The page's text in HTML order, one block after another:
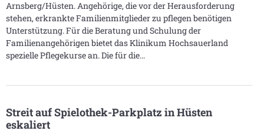
Arnsberg/Hüsten. Angehörige, die vor der Herausforderung
stehen, erkrankte Familienmitglieder zu pflegen benötigen
Unterstützung. Für die Beratung und Schulung der
Familienangehörigen bietet das Klinikum Hochsauerland
spezielle Pflegekurse an. Die für die
Streit auf Spielothek-Parkplatz in Hüsten
eskaliert